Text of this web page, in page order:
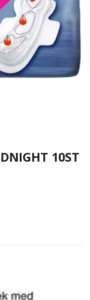
10ST